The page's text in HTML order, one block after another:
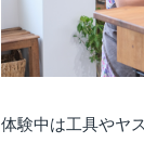
体験中は工具やヤ